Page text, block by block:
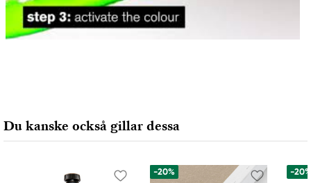
Du kanske också gillar dessa
-20% -